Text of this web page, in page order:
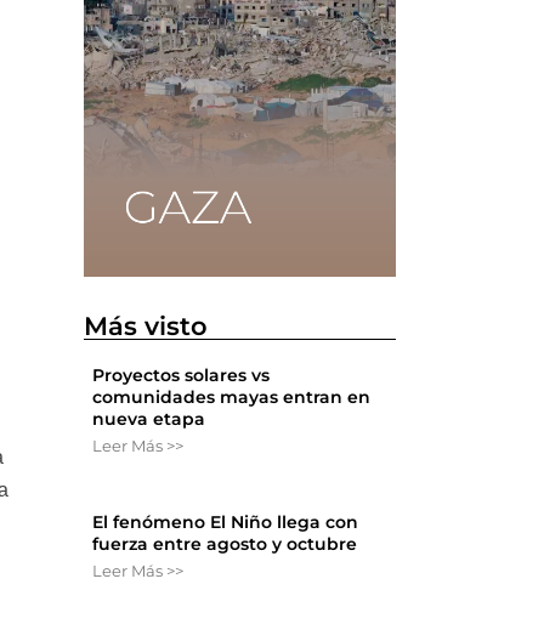
Más visto
Proyectos solares vs
comunidades mayas entran en
nueva etapa
Leer Más >>
El fenómeno El Niño llega con
fuerza entre agosto y octubre
Leer Más >>